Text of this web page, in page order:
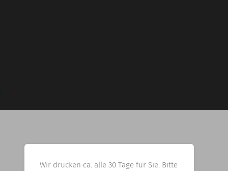
Wir drucken ca. alle 30 Tage für Sie. Bitte